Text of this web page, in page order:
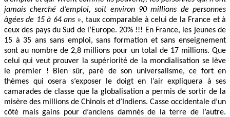
jamais cherché d’emploi, soit environ 90 millions de personnes
âgées de 15 à 64 ans », taux comparable à celui de la France et à
ceux des pays du Sud de l’Europe. 20% !!! En France, les jeunes de
15 à 35 ans sans emploi, sans formation et sans enseignement
sont au nombre de 2,8 millions pour un total de 17 millions. Que
celui qui veut prouver la supériorité de la mondialisation se lève
le premier ! Bien sûr, paré de son universalisme, ce fort en
thèmes qui osera s’exposer le doigt en l’air expliquera à ses
camarades de classe que la globalisation a permis de sortir de la
misère des millions de Chinois et d’Indiens. Casse occidentale d’un
côté mais gains pour d’anciens damnés de la terre de l’autre.